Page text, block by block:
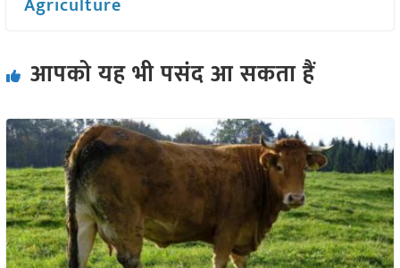
आपको यह भी पसंद आ सकता हैं